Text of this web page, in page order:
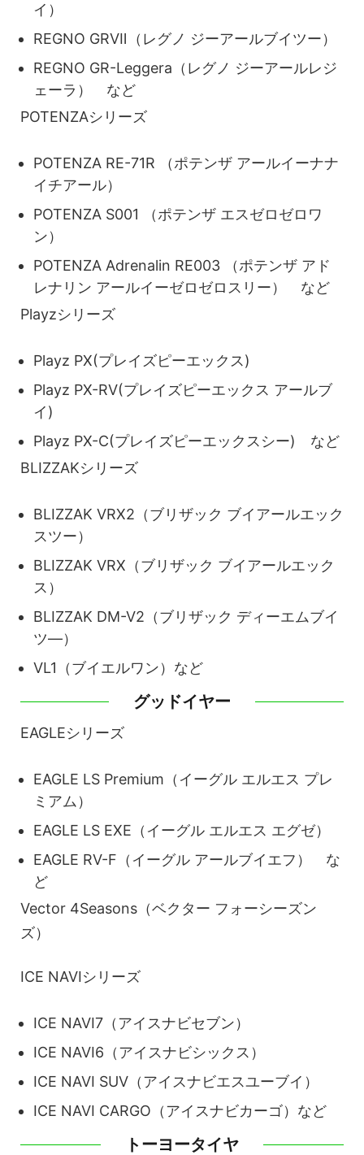
イ）
REGNO GRVⅡ（レグノ ジーアールブイツー）
REGNO GR-Leggera（レグノ ジーアールレジ
ェーラ） など
POTENZAシリーズ
POTENZA RE-71R （ポテンザ アールイーナナ
イチアール）
POTENZA S001 （ポテンザ エスゼロゼロワ
ン）
POTENZA Adrenalin RE003 （ポテンザ アド
レナリン アールイーゼロゼロスリー） など
Playzシリーズ
Playz PX(プレイズピーエックス)
Playz PX-RV(プレイズピーエックス アールブ
イ)
Playz PX-C(プレイズピーエックスシー) など
BLIZZAKシリーズ
BLIZZAK VRX2（ブリザック ブイアールエック
スツー）
BLIZZAK VRX（ブリザック ブイアールエック
ス）
BLIZZAK DM-V2（ブリザック ディーエムブイ
ツ―）
VL1（ブイエルワン）など
グッドイヤー
EAGLEシリーズ
EAGLE LS Premium（イーグル エルエス プレ
ミアム）
EAGLE LS EXE（イーグル エルエス エグゼ）
EAGLE RV-F（イーグル アールブイエフ） な
ど
Vector 4Seasons（ベクター フォーシーズン
ズ）
ICE NAVIシリーズ
ICE NAVI7（アイスナビセブン）
ICE NAVI6（アイスナビシックス）
ICE NAVI SUV（アイスナビエスユーブイ）
ICE NAVI CARGO（アイスナビカーゴ）など
トーヨータイヤ